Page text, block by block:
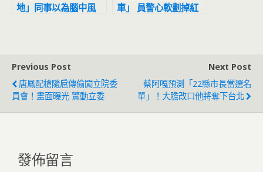
地」同事以為腦中風
車」 員警心軟劃掉紅
Previous Post
唐鳳配槍隨扈傳偷闖立院委
員會！畫面曝光 驚動立委
Next Post
蔡阿嘎預測「22縣市長當選名
單」！大膽改口他將奪下台北
發佈留言